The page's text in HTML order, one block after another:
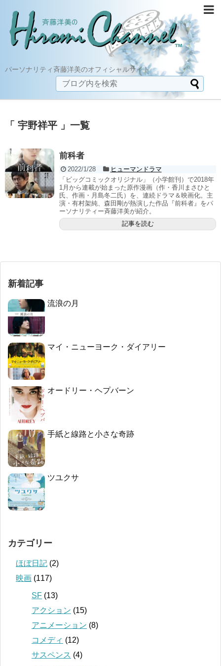
パーソナリティ斉藤洋美のオフィシャルサイト
「 宇野祥平 」一覧
前科者
2022/1/28
ヒューマンドラマ
「ビッグコミックオリジナル」（小学館刊）で2018年
1月から連載が始まった原作漫画（作・香川まさひと
氏、作画・月島冬二氏）を、連続ドラマ＆映画化。主
演・有村架純、森田剛が熱演した作品『前科者』をパ
ーソナリティー斉藤洋美が紹介。
記事を読む
新着記事
流浪の月
マイ・ニューヨーク・ダイアリー
オードリー・ヘプバーン
手紙と線路と小さな奇跡
ツユクサ
カテゴリー
ほぼ日記 (2)
映画 (117)
SF (13)
アクション (15)
アニメーション (8)
コメディ (12)
サスペンス (4)